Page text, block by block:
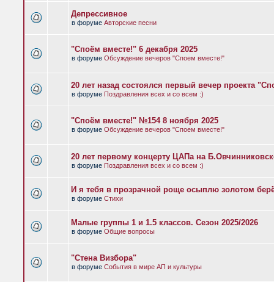
Депрессивное
в форуме Авторские песни
"Споём вместе!" 6 декабря 2025
в форуме Обсуждение вечеров "Споем вместе!"
20 лет назад состоялся первый вечер проекта
в форуме Поздравления всех и со всем :)
"Споём вместе!" №154 8 ноября 2025
в форуме Обсуждение вечеров "Споем вместе!"
20 лет первому концерту ЦАПа на
в форуме Поздравления всех и со всем :)
И я тебя в прозрачной роще осыплю золотом
в форуме Стихи
Малые группы 1 и 1.5 классов. Сезон 2025/2026
в форуме Общие вопросы
"Стена Визбора"
в форуме События в мире АП и культуры